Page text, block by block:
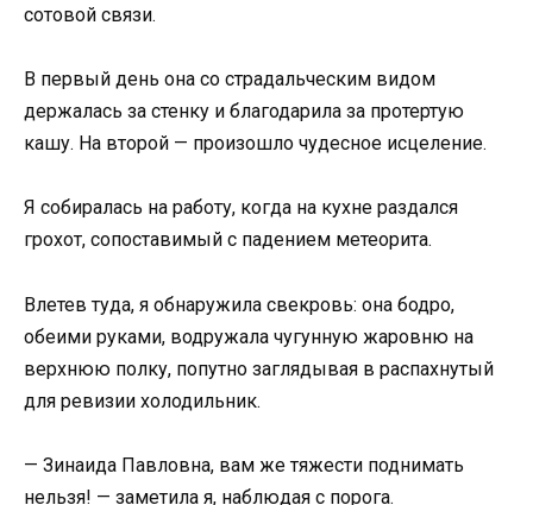
сотовой связи.
В первый день она со страдальческим видом
держалась за стенку и благодарила за протертую
кашу. На второй — произошло чудесное исцеление.
Я собиралась на работу, когда на кухне раздался
грохот, сопоставимый с падением метеорита.
Влетев туда, я обнаружила свекровь: она бодро,
обеими руками, водружала чугунную жаровню на
верхнюю полку, попутно заглядывая в распахнутый
для ревизии холодильник.
— Зинаида Павловна, вам же тяжести поднимать
нельзя! — заметила я, наблюдая с порога.